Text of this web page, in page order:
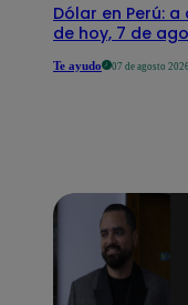
Dólar en Perú:
de hoy, 7 de
Te ayudo 07 de agosto 2026